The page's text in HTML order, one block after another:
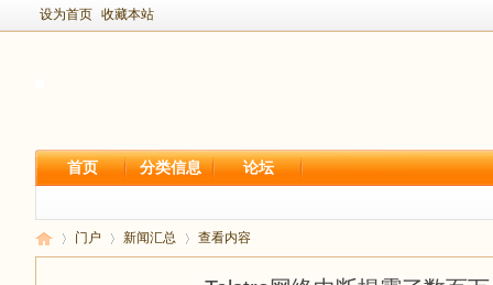
设为首页 收藏本站
首页 分类信息 论坛
门户 新闻汇总 查看内容